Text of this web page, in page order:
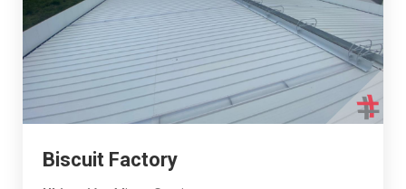
Biscuit Factory